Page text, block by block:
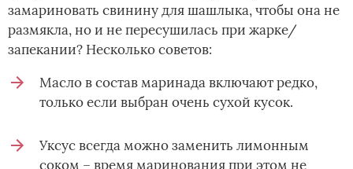
замариновать свинину для шашлыка, чтобы она не
размякла, но и не пересушилась при жарке/
запекании? Несколько советов:
Масло в состав маринада включают редко,
только если выбран очень сухой кусок.
Уксус всегда можно заменить лимонным
соком – время маринования при этом не